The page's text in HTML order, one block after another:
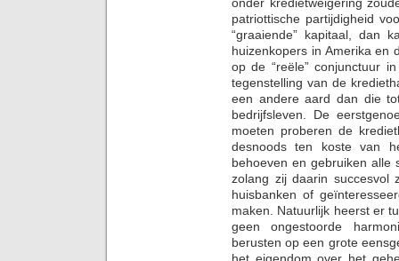
patriottische partijdigheid
“graaiende” kapitaal, dan
huizenkopers in Amerika en
op de “reële” conjunctuur
tegenstelling van de
een andere aard dan die
bedrijfsleven. De
moeten proberen de
desnoods ten koste van
behoeven en gebruiken
zolang zij daarin succesvol
huisbanken of
maken. Natuurlijk heerst er
geen ongestoorde
berusten op een grote
het eigendom over het